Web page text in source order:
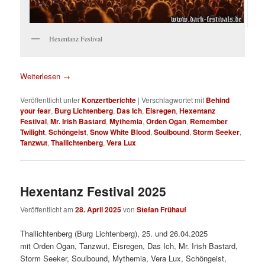
Hexentanz Festival
Weiterlesen →
Veröffentlicht unterKonzertberichte |Verschlagwortet mit Behind
your fear, Burg Lichtenberg, Das Ich, Eisregen,Hexentanz
Festival,Mr. Irish Bastard,Mythemia,Orden Ogan, Remember
Twilight,Schöngeist,Snow White Blood,Soulbound,Storm Seeker,
Tanzwut,Thallichtenberg,Vera Lux
Hexentanz Festival 2025
Veröffentlicht am28. April 2025vonStefan Frühauf
Thallichtenberg (Burg Lichtenberg), 25. und 26.04.2025
mit Orden Ogan, Tanzwut, Eisregen, Das Ich, Mr. Irish Bastard,
Storm Seeker, Soulbound, Mythemia, Vera Lux, Schöngeist,